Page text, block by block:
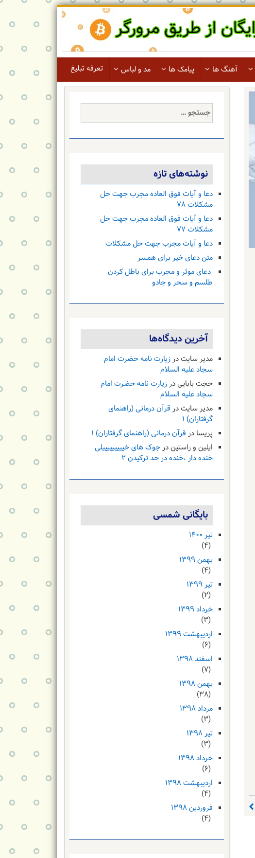
آهنگ ها پیامک ها مد و لباس تعرفه تبلیغ
جستجو
برای:
نوشته‌های تازه
دعا و آیات فوق العاده مجرب جهت حل
مشکلات ۷۸
دعا و آیات فوق العاده مجرب جهت حل
مشکلات ۷۷
دعا و آیات مجرب جهت حل مشکلات
متن دعای خیر برای همسر
دعای موثر و مجرب برای باطل کردن
طلسم و سحر و جادو
آخرین دیدگاه‌ها
مدیر سایتدرزیارت نامه حضرت امام
سجاد علیه السلام
حجت باباییدرزیارت نامه حضرت امام
سجاد علیه السلام
مدیر سایتدر قرآن درمانی (راهنمای
گرفتاران) ۱
پریسا در قرآن درمانی (راهنمای گرفتاران) ۱
ایلین و راستیندرجوک های خیییییییییلی
خنده دار ،خنده در حد ترکیدن ۲
بایگانی شمسی
تیر ۱۴۰۰
(۴)
بهمن ۱۳۹۹
(۴)
تیر ۱۳۹۹
(۲)
خرداد ۱۳۹۹
(۳)
اردیبهشت ۱۳۹۹
(۶)
اسفند ۱۳۹۸
(۷)
بهمن ۱۳۹۸
(۳۸)
مرداد ۱۳۹۸
(۳)
تیر ۱۳۹۸
(۳)
خرداد ۱۳۹۸
(۶)
اردیبهشت ۱۳۹۸
(۴)
فروردین ۱۳۹۸
(۴)